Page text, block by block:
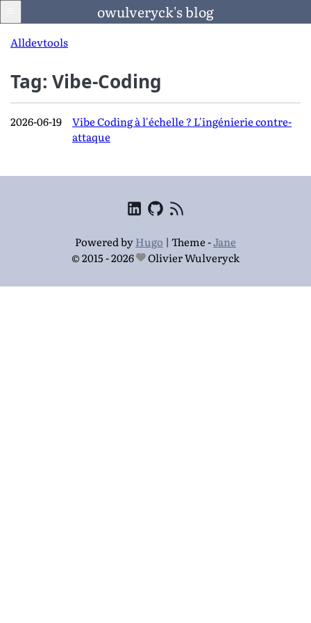
owulveryck's blog
Blog
LinkedIn
Alldevtools
Tag: Vibe-Coding
2026-06-19
Vibe Coding à l'échelle ? L'ingénierie contre-
attaque
Powered byHugo | Theme -Jane
© 2015 - 2026
Olivier Wulveryck